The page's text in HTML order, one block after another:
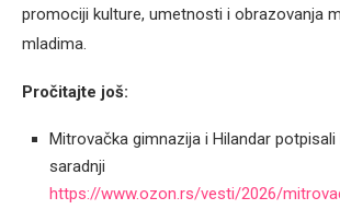
promociji kulture, umetnosti i obrazovanja
mladima.
Pročitajte još:
Mitrovačka gimnazija i Hilandar
saradnji
https://www.ozon.rs/vesti/2026/